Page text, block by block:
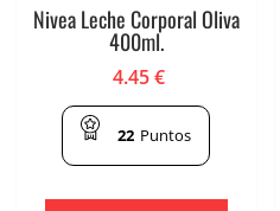
Nivea Leche Corporal Oliva
400ml.
4.45€
22 Puntos